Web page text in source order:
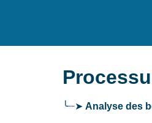
╰┈➤ Analyse des